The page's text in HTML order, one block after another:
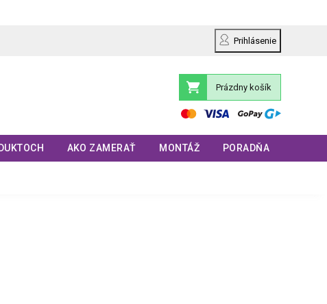
Prihlásenie
Nákupný
košík
Prázdny košík
AKO ZAMERAŤ MONTÁŽ PORADŇA